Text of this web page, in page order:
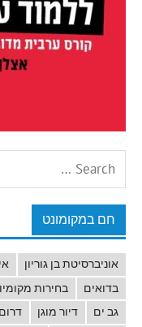
חם במקומונט
אוניברסיטת בן גוריון
בדואים
בחירות
גב ים
דיור מוגן דרום